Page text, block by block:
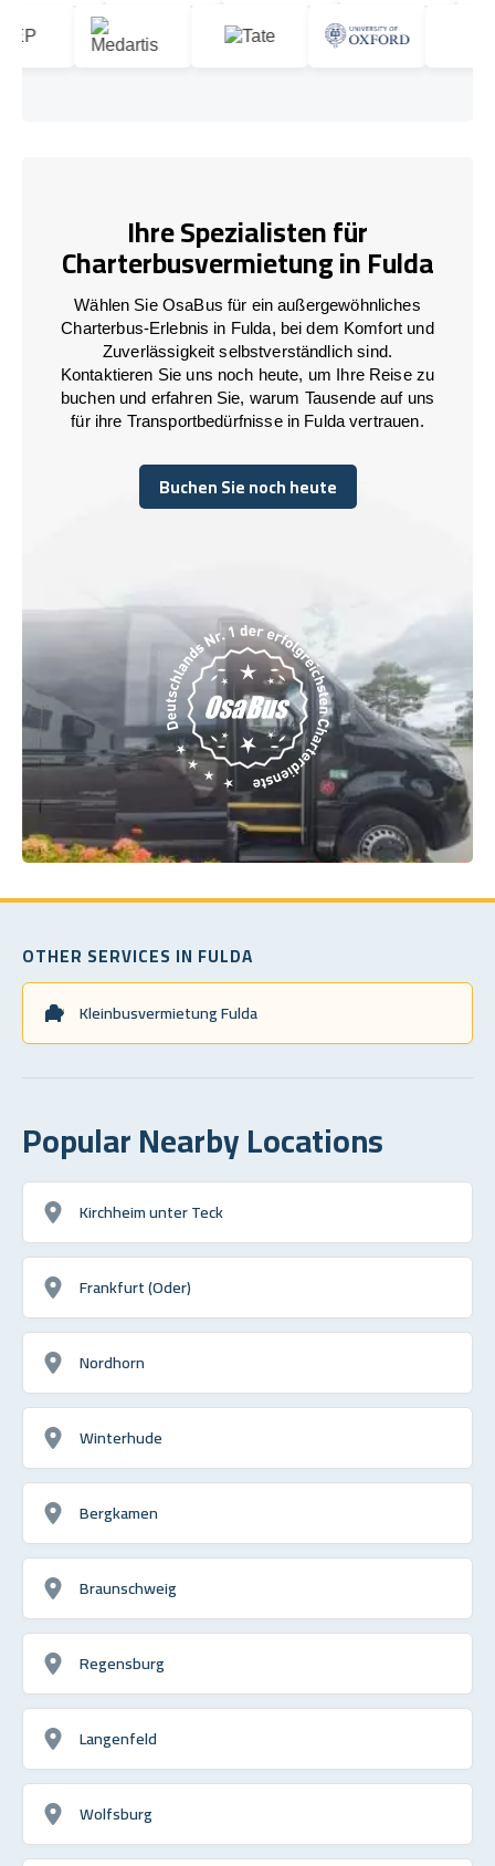
Ihre Spezialisten für
Charterbusvermietung in Fulda
Wählen Sie OsaBus für ein außergewöhnliches
Charterbus-Erlebnis in Fulda, bei dem Komfort und
Zuverlässigkeit selbstverständlich sind.
Kontaktieren Sie uns noch heute, um Ihre Reise zu
buchen und erfahren Sie, warum Tausende auf uns
für ihre Transportbedürfnisse in Fulda vertrauen.
Buchen Sie noch heute
Buchen Sie noch heute
OTHER SERVICES IN FULDA
Kleinbusvermietung Fulda
Popular Nearby Locations
Kirchheim unter Teck
Frankfurt (Oder)
Nordhorn
Winterhude
Bergkamen
Braunschweig
Regensburg
Langenfeld
Wolfsburg